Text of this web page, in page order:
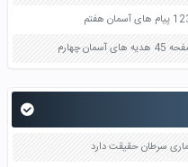
چهارم
سرطان حقیقت دارد